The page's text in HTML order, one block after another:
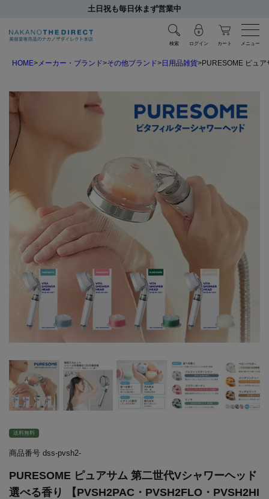
土日祝も毎日休まず営業中
検索 ログイン カート メニュー
HOME メーカー・ブランド その他ブランド 日用品雑貨 PURESOME ピュ
送料無料
商品番号 dss-pvsh2-
PURESOME ピュアサム 第二世代Vシャワーヘッド
選べる香り 【PVSH2PAC・PVSH2FLO・PVSH2HI